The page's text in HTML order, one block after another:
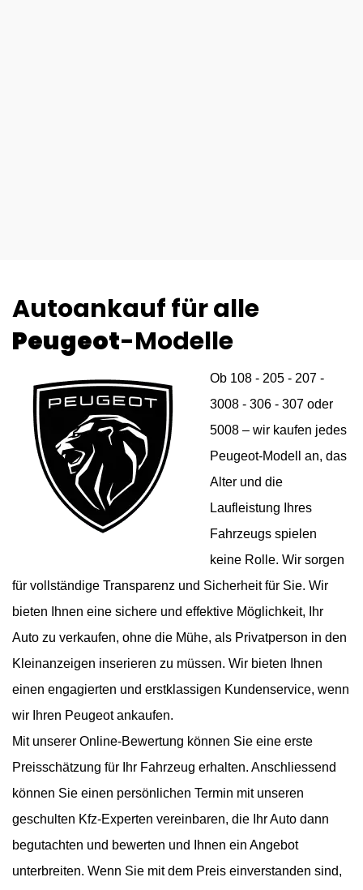
Autoankauf für alle
Peugeot-Modelle
Ob 108 - 205 - 207 -
3008 - 306 - 307 oder
5008 – wir kaufen jedes
Peugeot-Modell an, das
Alter und die
Laufleistung Ihres
Fahrzeugs spielen
keine Rolle. Wir sorgen
für vollständige Transparenz und Sicherheit für Sie. Wir
bieten Ihnen eine sichere und effektive Möglichkeit, Ihr
Auto zu verkaufen, ohne die Mühe, als Privatperson in den
Kleinanzeigen inserieren zu müssen. Wir bieten Ihnen
einen engagierten und erstklassigen Kundenservice, wenn
wir Ihren Peugeot ankaufen.
Mit unserer Online-Bewertung können Sie eine erste
Preisschätzung für Ihr Fahrzeug erhalten. Anschliessend
können Sie einen persönlichen Termin mit unseren
geschulten Kfz-Experten vereinbaren, die Ihr Auto dann
begutachten und bewerten und Ihnen ein Angebot
unterbreiten. Wenn Sie mit dem Preis einverstanden sind,